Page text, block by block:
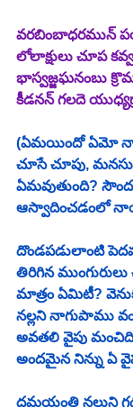
వరబింబాధరమున్
లోలాక్షులు చూప
భాస్వజ్జఘనంబు
కీడనన్ గలదె
(ఏమయిందో ఏమో
చూసే చూపు,
ఏమవుతుంది?
ఆస్వాదించడంలో
దొండపడులాంటి
తిరిగిన
మాత్రం ఏమిటీ?
నల్లని నాగుపాము
అవతలి వైపు
అందమైన నిన్ను ఏ
దమయంతి నలుని